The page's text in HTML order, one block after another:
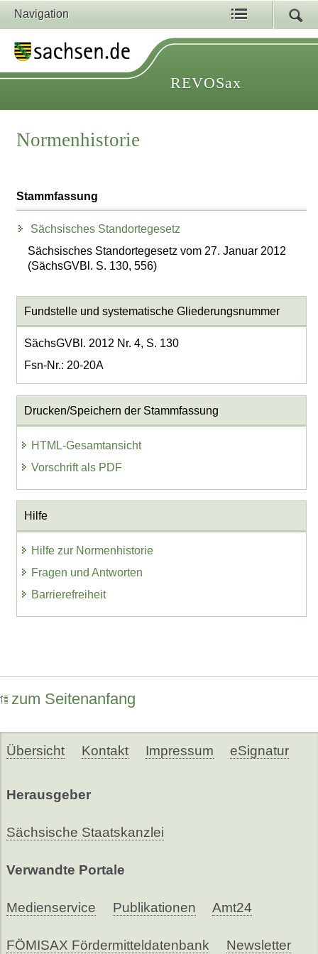
Navigation
REVOSax
Normenhistorie
Stammfassung
Sächsisches Standortegesetz
Sächsisches Standortegesetz vom 27. Januar 2012
(SächsGVBl. S. 130, 556)
Fundstelle und systematische Gliederungsnummer
SächsGVBl. 2012 Nr. 4, S. 130
Fsn-Nr.: 20-20A
Drucken/Speichern der Stammfassung
HTML-Gesamtansicht
Vorschrift als PDF
Hilfe
Hilfe zur Normenhistorie
Fragen und Antworten
Barrierefreiheit
zum Seitenanfang
Übersicht Kontakt Impressum eSignatur
Herausgeber
Sächsische Staatskanzlei
Verwandte Portale
Medienservice Publikationen Amt24
FÖMISAX Fördermitteldatenbank Newsletter